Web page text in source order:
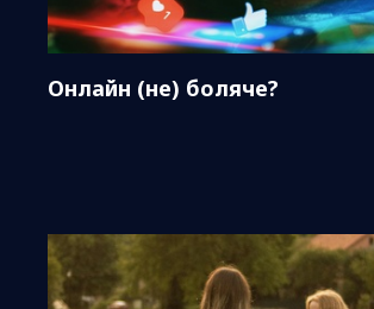
Онлайн (не) боляче?